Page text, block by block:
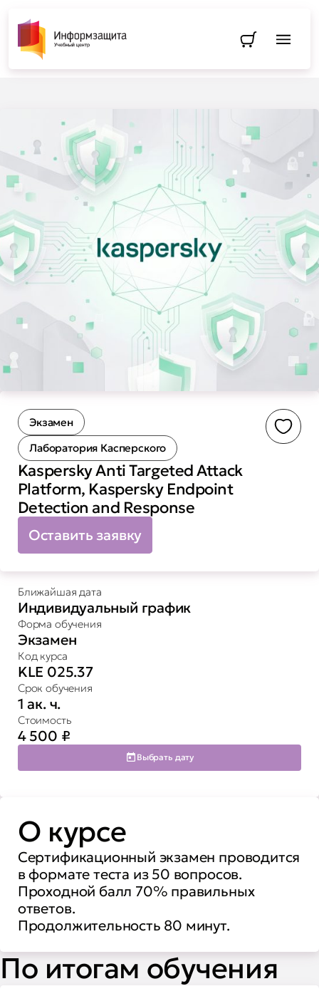
Перейти
Экзамен
Лаборатория Касперского
Kaspersky Anti Targeted Attack
Platform, Kaspersky Endpoint
Detection and Response
Оставить заявку
Ближайшая дата
Индивидуальный график
Форма обучения
Экзамен
Код курса
KLE 025.37
Срок обучения
1 ак. ч.
Стоимость
4 500 ₽
Выбрать дату
О курсе
Сертификационный экзамен проводится
в формате теста из 50 вопросов.
Проходной балл 70% правильных
ответов.
Продолжительность 80 минут.
По итогам обучения